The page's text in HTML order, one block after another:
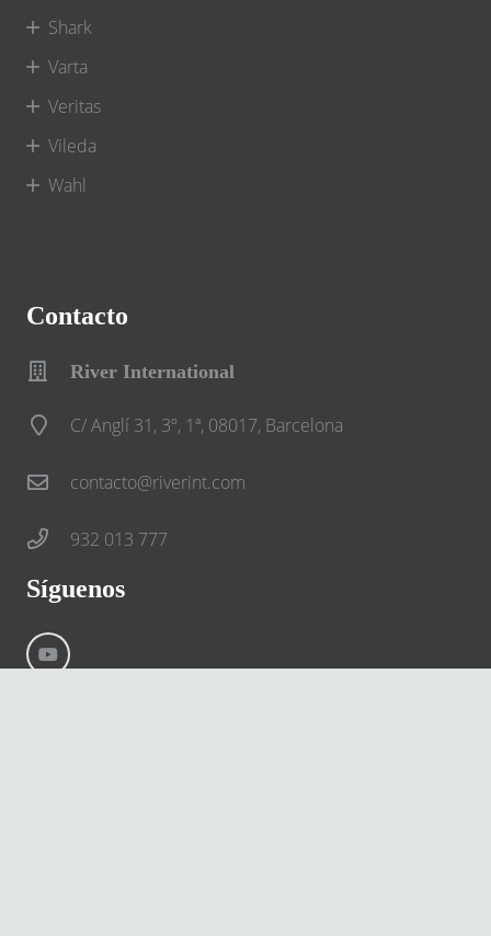
Shark
Varta
Veritas
Vileda
Wahl
Contacto
River International
C/ Anglí 31, 3º, 1ª, 08017, Barcelona
contacto@riverint.com
932 013 777
Síguenos